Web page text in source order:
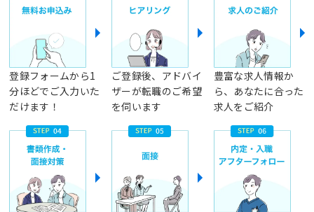
登録フォームから1
分ほどでご入力いた
だけます！
ご登録後、アドバイ
ザーが転職のご希望
を伺います
豊富な求人情報か
ら、あなたに合った
求人をご紹介